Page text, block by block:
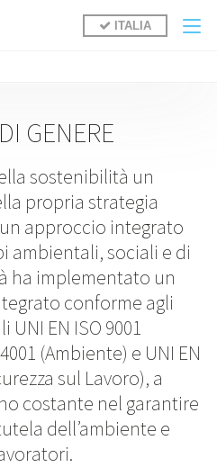
ITALIA
GENERE
sostenibilità un
propria strategia
approccio integrato
ambientali, sociali e di
ha implementato un
conforme agli
EN ISO 9001
(Ambiente) e UNI EN
sul Lavoro), a
costante nel garantire
dell’ambiente e